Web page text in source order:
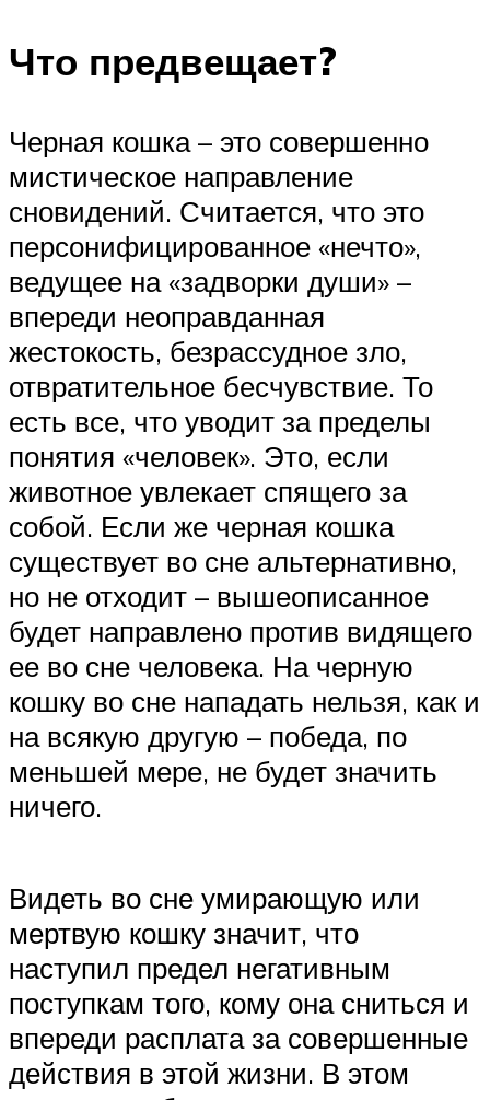
Что предвещает?
Черная кошка – это совершенно
мистическое направление
сновидений. Считается, что это
персонифицированное «нечто»,
ведущее на «задворки души» –
впереди неоправданная
жестокость, безрассудное зло,
отвратительное бесчувствие. То
есть все, что уводит за пределы
понятия «человек». Это, если
животное увлекает спящего за
собой. Если же черная кошка
существует во сне альтернативно,
но не отходит – вышеописанное
будет направлено против видящего
ее во сне человека. На черную
кошку во сне нападать нельзя, как и
на всякую другую – победа, по
меньшей мере, не будет значить
ничего.
Видеть во сне умирающую или
мертвую кошку значит, что
наступил предел негативным
поступкам того, кому она сниться и
впереди расплата за совершенные
действия в этой жизни. В этом